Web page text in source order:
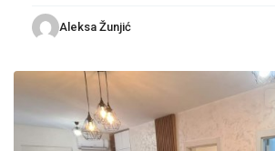
Aleksa Žunjić
Stara
Varoš,